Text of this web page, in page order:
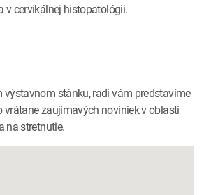
v cervikálnej histopatológii.
výstavnom stánku, radi vám predstavíme
vrátane zaujímavých noviniek v oblasti
na stretnutie.